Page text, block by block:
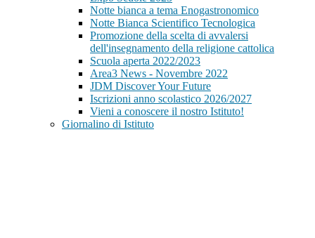
Notte bianca a tema Enogastronomico
Notte Bianca Scientifico Tecnologica
Promozione della scelta di avvalersi
dell'insegnamento della religione cattolica
Scuola aperta 2022/2023
Area3 News - Novembre 2022
JDM Discover Your Future
Iscrizioni anno scolastico 2026/2027
Vieni a conoscere il nostro Istituto!
Giornalino di Istituto